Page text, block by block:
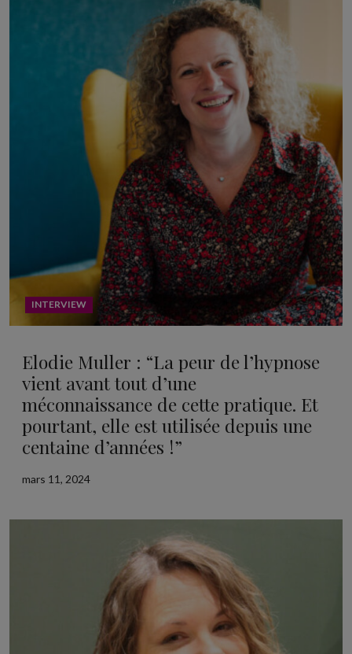
INTERVIEW
Elodie Muller : “La peur de l’hypnose
vient avant tout d’une
méconnaissance de cette pratique. Et
pourtant, elle est utilisée depuis une
centaine d’années !”
mars 11, 2024